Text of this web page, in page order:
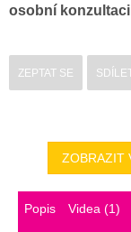
osobní konzultaci
ZEPTAT SE
ZOBRAZIT
Popis Videa (1)